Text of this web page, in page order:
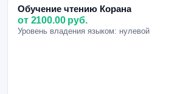
Обучение чтению Корана
от 2100.00 руб.
Уровень владения языком: нулевой